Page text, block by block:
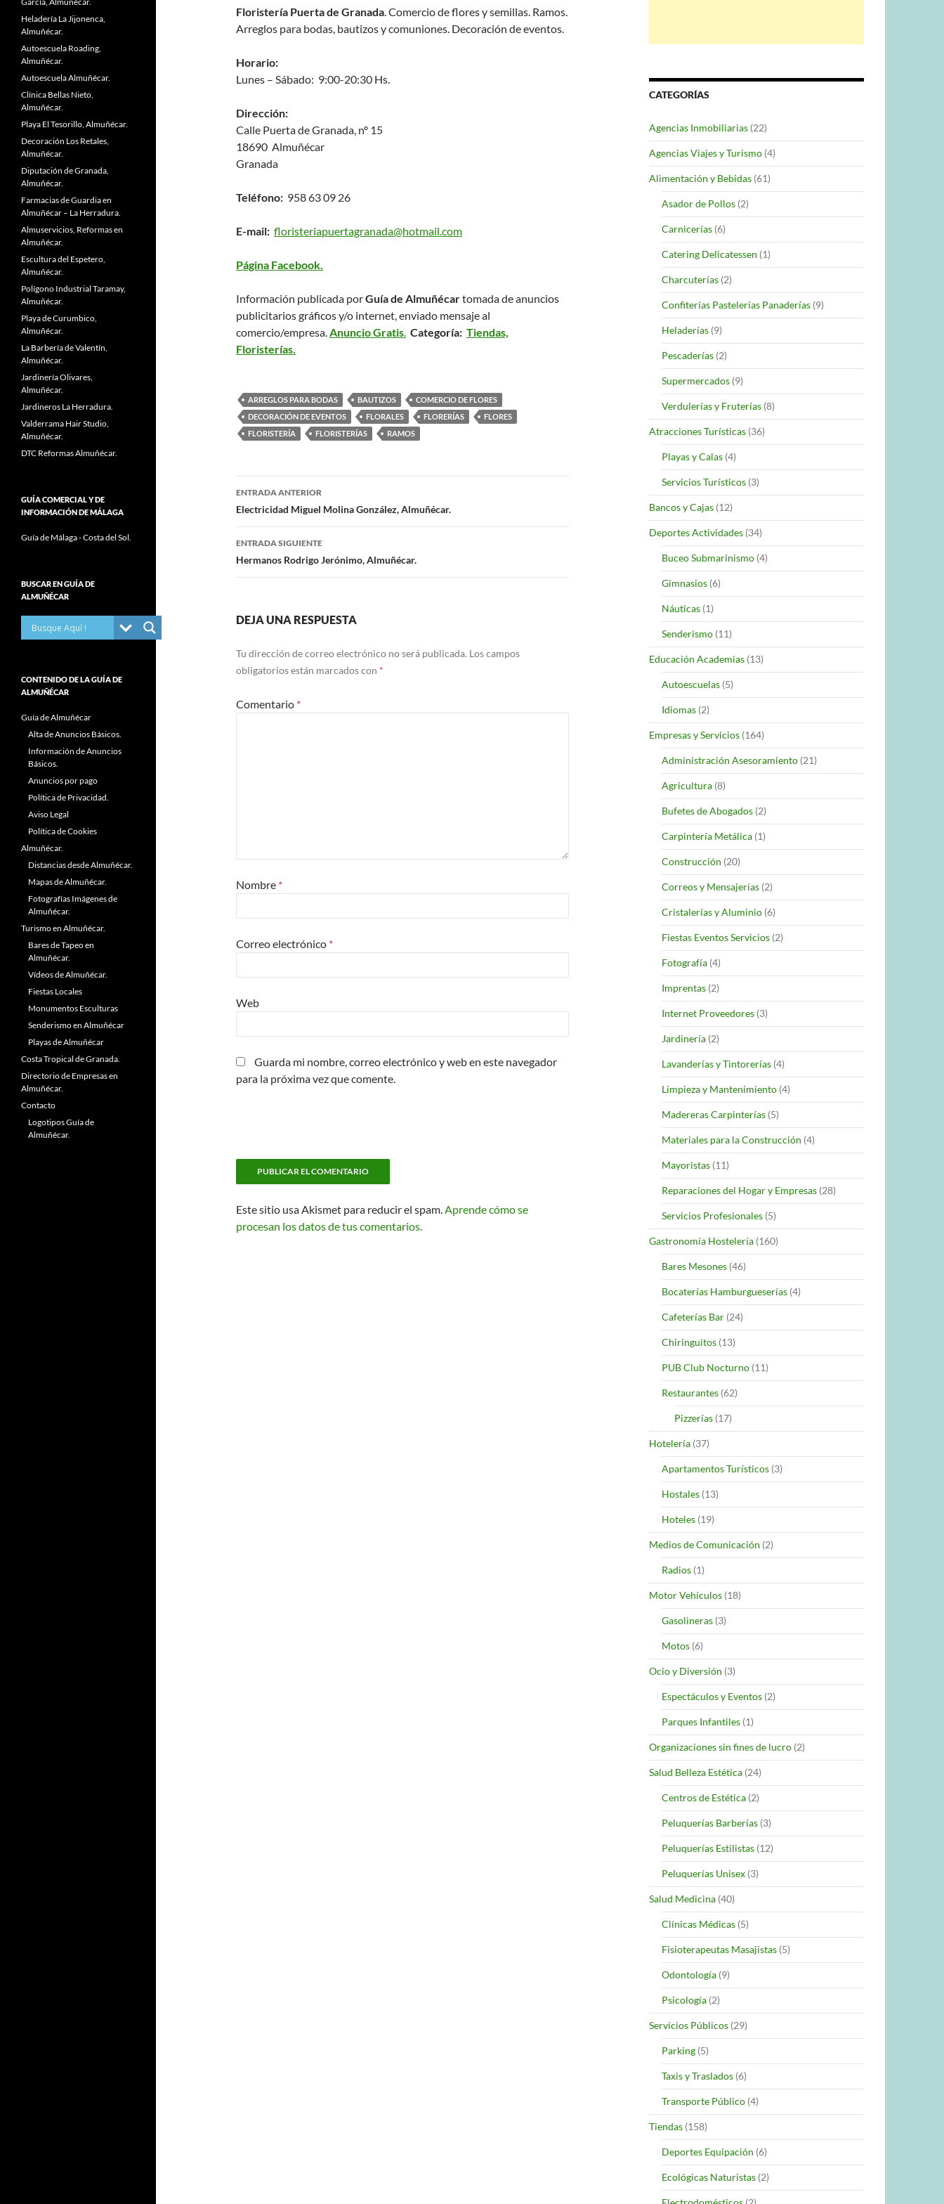
Floristería Puerta de Granada. Comercio de flores y semillas. Ramos.
Arreglos para bodas, bautizos y comuniones. Decoración de eventos.
Horario:
Lunes – Sábado: 9:00-20:30 Hs.
Dirección:
Calle Puerta de Granada, nº 15
18690 Almuñécar
Granada
Teléfono: 958 63 09 26
E-mail: floristeriapuertagranada@hotmail.com
Página Facebook.
Información publicada porGuía de Almuñécartomada de anuncios
publicitarios gráficos y/o internet, enviado mensaje al
comercio/empresa.Anuncio Gratis. Categoría: Tiendas,
Floristerías.
ARREGLOS PARA BODAS BAUTIZOS
COMERCIO DE FLORES
DECORACIÓN DE EVENTOS
FLORALES FLORERÍAS
FLORES
FLORISTERÍA
FLORISTERÍAS RAMOS
Navegación
de
entradas
ENTRADA ANTERIOR
Electricidad Miguel Molina González, Almuñécar.
ENTRADA SIGUIENTE
Hermanos Rodrigo Jerónimo, Almuñécar.
DEJA UNA RESPUESTA
Tu dirección de correo electrónico no será publicada. Los campos
obligatorios están marcados con *
Comentario *
Nombre *
Correo electrónico *
Web
Guarda mi nombre, correo electrónico y web en este navegador
para la próxima vez que comente.
Este sitio usa Akismet para reducir el spam.Aprende cómo se
procesan los datos de tus comentarios.
CATEGORÍAS
Agencias Inmobiliarias (22)
Agencias Viajes y Turismo (4)
Alimentación y Bebidas (61)
Asador de Pollos (2)
Carnicerías (6)
Catering Delicatessen (1)
Charcuterías (2)
Confiterías Pastelerías Panaderías (9)
Heladerías (9)
Pescaderías (2)
Supermercados (9)
Verdulerías y Fruterías (8)
Atracciones Turísticas (36)
Playas y Calas (4)
Servicios Turísticos (3)
Bancos y Cajas (12)
Deportes Actividades (34)
Buceo Submarinismo (4)
Gimnasios (6)
Náuticas (1)
Senderismo (11)
Educación Academias (13)
Autoescuelas (5)
Idiomas (2)
Empresas y Servicios (164)
Administración Asesoramiento (21)
Agricultura (8)
Bufetes de Abogados (2)
Carpintería Metálica (1)
Construcción (20)
Correos y Mensajerías (2)
Cristalerías y Aluminio (6)
Fiestas Eventos Servicios (2)
Fotografía (4)
Imprentas (2)
Internet Proveedores (3)
Jardinería (2)
Lavanderías y Tintorerías (4)
Limpieza y Mantenimiento (4)
Madereras Carpinterías (5)
Materiales para la Construcción (4)
Mayoristas (11)
Reparaciones del Hogar y Empresas (28)
Servicios Profesionales (5)
Gastronomía Hostelería (160)
Bares Mesones (46)
Bocaterías Hamburgueserías (4)
Cafeterías Bar (24)
Chiringuitos (13)
PUB Club Nocturno (11)
Restaurantes (62)
Pizzerías (17)
Hotelería (37)
Apartamentos Turísticos (3)
Hostales (13)
Hoteles (19)
Medios de Comunicación (2)
Radios (1)
Motor Vehículos (18)
Gasolineras (3)
Motos (6)
Ocio y Diversión (3)
Espectáculos y Eventos (2)
Parques Infantiles (1)
Organizaciones sin fines de lucro (2)
Salud Belleza Estética (24)
Centros de Estética (2)
Peluquerías Barberías (3)
Peluquerías Estilistas (12)
Peluquerías Unisex (3)
Salud Medicina (40)
Clínicas Médicas (5)
Fisioterapeutas Masajistas (5)
Odontología (9)
Psicología (2)
Servicios Públicos (29)
Parking (5)
Taxis y Traslados (6)
Transporte Público (4)
Tiendas (158)
Deportes Equipación (6)
Ecológicas Naturistas (2)
Heladería La Jijonenca,
Almuñécar.
Autoescuela Roading,
Almuñécar.
Autoescuela Almuñécar.
Clínica Bellas Nieto,
Almuñécar.
Playa El Tesorillo, Almuñécar.
Decoración Los Retales,
Almuñécar.
Diputación de Granada,
Almuñécar.
Farmacias de Guardia en
Almuñécar – La Herradura.
Almuservicios, Reformas en
Almuñécar.
Escultura del Espetero,
Almuñécar.
Polígono Industrial Taramay,
Almuñécar.
Playa de Curumbico,
Almuñécar.
La Barbería de Valentín,
Almuñécar.
Jardinería Olivares,
Almuñécar.
Jardineros La Herradura.
Valderrama Hair Studio,
Almuñécar.
DTC Reformas Almuñécar.
GUÍA COMERCIAL Y DE
INFORMACIÓN DE MÁLAGA
Guía de Málaga - Costa del Sol.
BUSCAR EN GUÍA DE
ALMUÑÉCAR
CONTENIDO DE LA GUÍA DE
ALMUÑÉCAR
Guía de Almuñécar
Alta de Anuncios Básicos.
Información de Anuncios
Básicos.
Anuncios por pago
Política de Privacidad.
Aviso Legal
Política de Cookies
Almuñécar.
Distancias desde Almuñécar.
Mapas de Almuñécar.
Fotografías Imágenes de
Almuñécar.
Turismo en Almuñécar.
Bares de Tapeo en
Almuñécar.
Vídeos de Almuñécar.
Fiestas Locales
Monumentos Esculturas
Senderismo en Almuñécar
Playas de Almuñécar
Costa Tropical de Granada.
Directorio de Empresas en
Almuñécar.
Contacto
Logotipos Guía de
Almuñécar.